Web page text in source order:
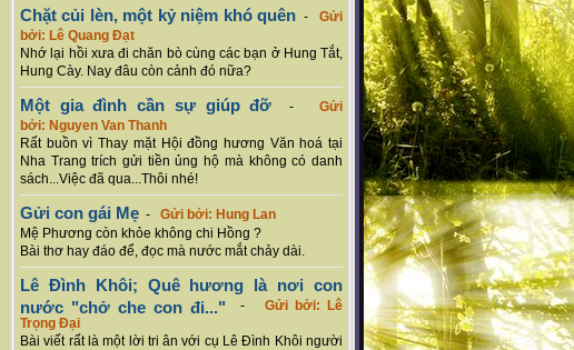
Chặt củi lèn, một kỷ niệm khó quên-Gửi
bởi: Lê Quang Đạt
Nhớ lại hồi xưa đi chăn bò cùng các bạn ở Hung Tắt,
Hung Cày. Nay đâu còn cảnh đó nữa?
Một gia đình cần sự giúp đỡ -Gửi
bởi: Nguyen Van Thanh
Rất buồn vì Thay mặt Hội đồng hương Văn hoá tại
Nha Trang trích gửi tiền ủng hộ mà không có danh
sách...Việc đã qua...Thôi nhé!
Gửi con gái Mẹ - Gửi bởi: Hung Lan
Mệ Phương còn khỏe không chi Hồng ?
Bài thơ hay đáo để, đọc mà nước mắt chảy dài.
Lê Đình Khôi; Quê hương là nơi con
nước "chở che con đi..." - Gửi bởi: Lê
Trọng Đại
Bài viết rất là một lời tri ân với cụ Lê Đình Khôi người